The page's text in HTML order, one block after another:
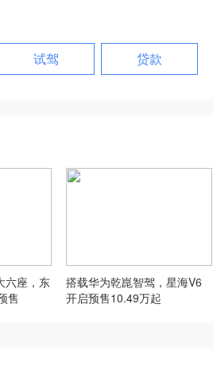
试驾 贷款
六座，东
售
搭载华为乾崑智驾，星海V6
开启预售10.49万起